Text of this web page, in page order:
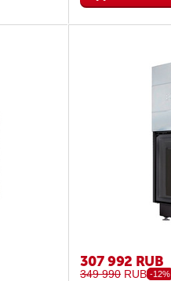
307 992 RUB
349 990 RUB -12%